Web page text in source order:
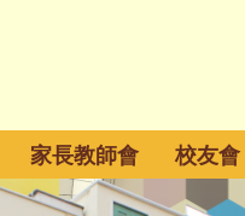
家長教師會 校友會